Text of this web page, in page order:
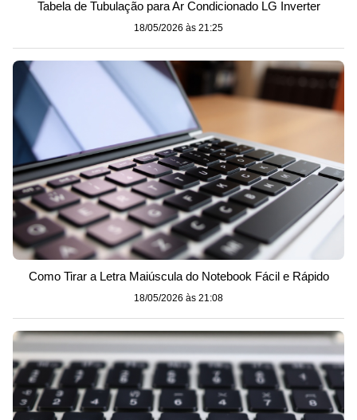
Tabela de Tubulação para Ar Condicionado LG Inverter
18/05/2026 às 21:25
Como Tirar a Letra Maiúscula do Notebook Fácil e Rápido
18/05/2026 às 21:08